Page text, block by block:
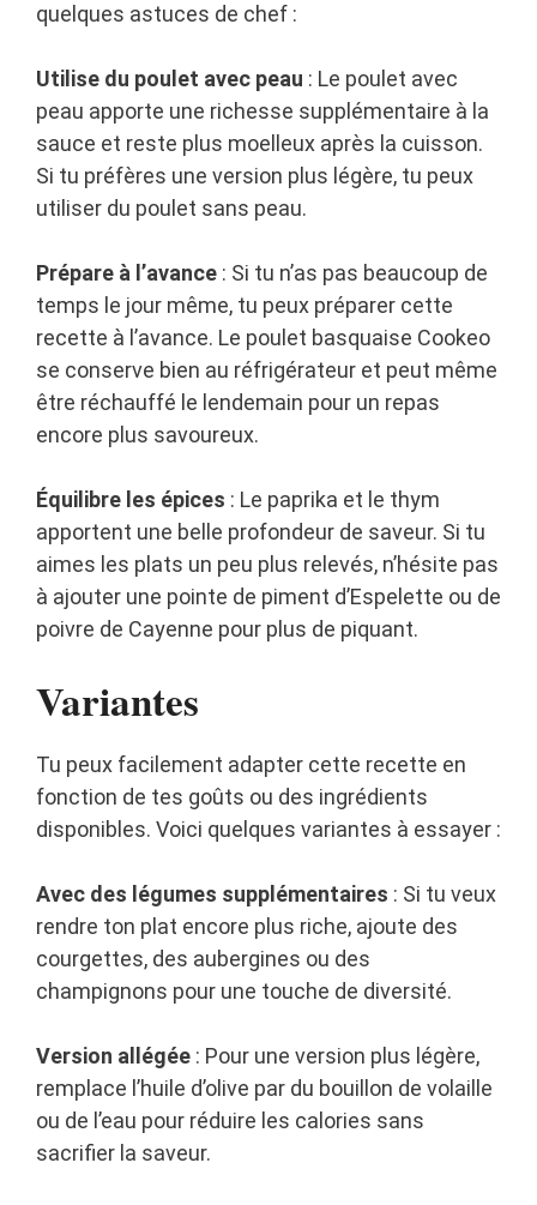
quelques astuces de chef :
Utilise du poulet avec peau : Le poulet avec
peau apporte une richesse supplémentaire à la
sauce et reste plus moelleux après la cuisson.
Si tu préfères une version plus légère, tu peux
utiliser du poulet sans peau.
Prépare à l’avance : Si tu n’as pas beaucoup de
temps le jour même, tu peux préparer cette
recette à l’avance. Le poulet basquaise Cookeo
se conserve bien au réfrigérateur et peut même
être réchauffé le lendemain pour un repas
encore plus savoureux.
Équilibre les épices : Le paprika et le thym
apportent une belle profondeur de saveur. Si tu
aimes les plats un peu plus relevés, n’hésite pas
à ajouter une pointe de piment d’Espelette ou de
poivre de Cayenne pour plus de piquant.
Variantes
Tu peux facilement adapter cette recette en
fonction de tes goûts ou des ingrédients
disponibles. Voici quelques variantes à essayer :
Avec des légumes supplémentaires : Si tu veux
rendre ton plat encore plus riche, ajoute des
courgettes, des aubergines ou des
champignons pour une touche de diversité.
Version allégée : Pour une version plus légère,
remplace l’huile d’olive par du bouillon de volaille
ou de l’eau pour réduire les calories sans
sacrifier la saveur.